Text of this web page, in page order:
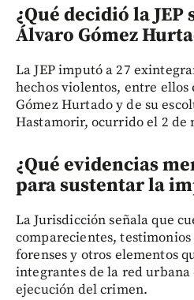
¿Qué decidió la JEP
Álvaro Gómez
La JEP imputó a 27
hechos violentos, entre ellos
Gómez Hurtado y de su
Hastamorir, ocurrido el 2 de
¿Qué evidencias
para sustentar la
La Jurisdicción señala que
comparecientes,
forenses y otros elementos
integrantes de la red urbana
ejecución del crimen.